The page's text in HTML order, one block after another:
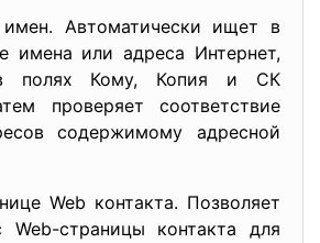
имен. Автоматически ищет в
имена или адреса Интернет,
полях Кому, Копия и СК
проверяет соответствие
содержимому адресной
Web контакта. Позволяет
Web-страницы контакта для